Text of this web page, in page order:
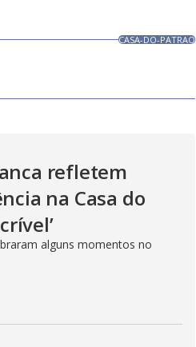
CASA-DO-PATRAO
refletem
na Casa do
alguns momentos no